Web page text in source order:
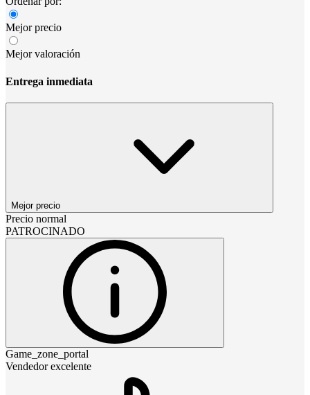
Mejor precio
Mejor valoración
Entrega inmediata
Mejor precio
Precio normal
PATROCINADO
Game_zone_portal
Vendedor excelente